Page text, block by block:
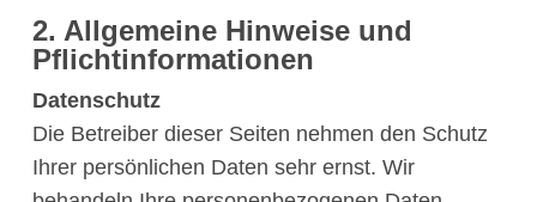
2. Allgemeine Hinweise und
Pflichtinformationen
Datenschutz
Die Betreiber dieser Seiten nehmen den Schutz
Ihrer persönlichen Daten sehr ernst. Wir